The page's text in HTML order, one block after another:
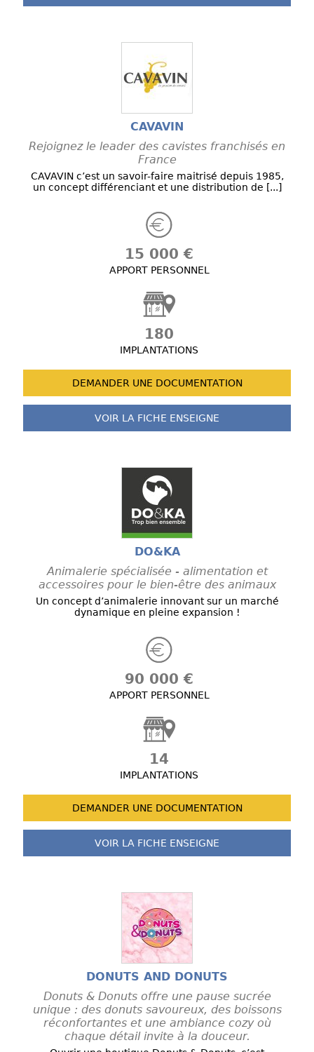
CAVAVIN
Rejoignez le leader des cavistes franchisés en
France
CAVAVIN c’est un savoir-faire maitrisé depuis 1985,
un concept différenciant et une distribution de [...]
15 000 €
APPORT PERSONNEL
180
IMPLANTATIONS
DEMANDER UNE DOCUMENTATION
VOIR LA FICHE ENSEIGNE
DO&KA
Animalerie spécialisée - alimentation et
accessoires pour le bien-être des animaux
Un concept d’animalerie innovant sur un marché
dynamique en pleine expansion !
90 000 €
APPORT PERSONNEL
14
IMPLANTATIONS
DEMANDER UNE DOCUMENTATION
VOIR LA FICHE ENSEIGNE
DONUTS AND DONUTS
Donuts & Donuts offre une pause sucrée
unique : des donuts savoureux, des boissons
réconfortantes et une ambiance cozy où
chaque détail invite à la douceur.